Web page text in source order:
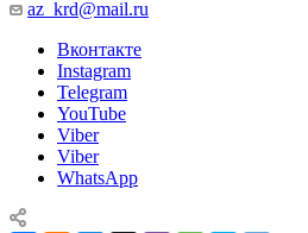
az_krd@mail.ru
Вконтакте
Instagram
Telegram
YouTube
Viber
Viber
WhatsApp